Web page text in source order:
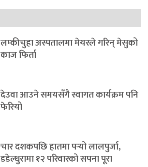
लम्कीचुहा अस्पतालमा मेयरले गरिन् मेसुको
काज फिर्ता
देउवा आउने समयसँगै स्वागत कार्यक्रम पनि
फेरियो
चार दशकपछि हातमा पर्‍यो लालपुर्जा,
डडेल्धुरामा १२ परिवारको सपना पूरा